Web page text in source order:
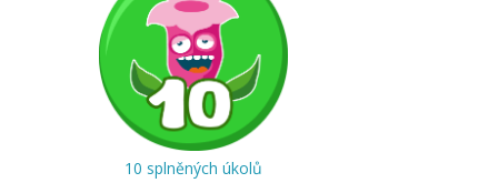
10 splněných úkolů